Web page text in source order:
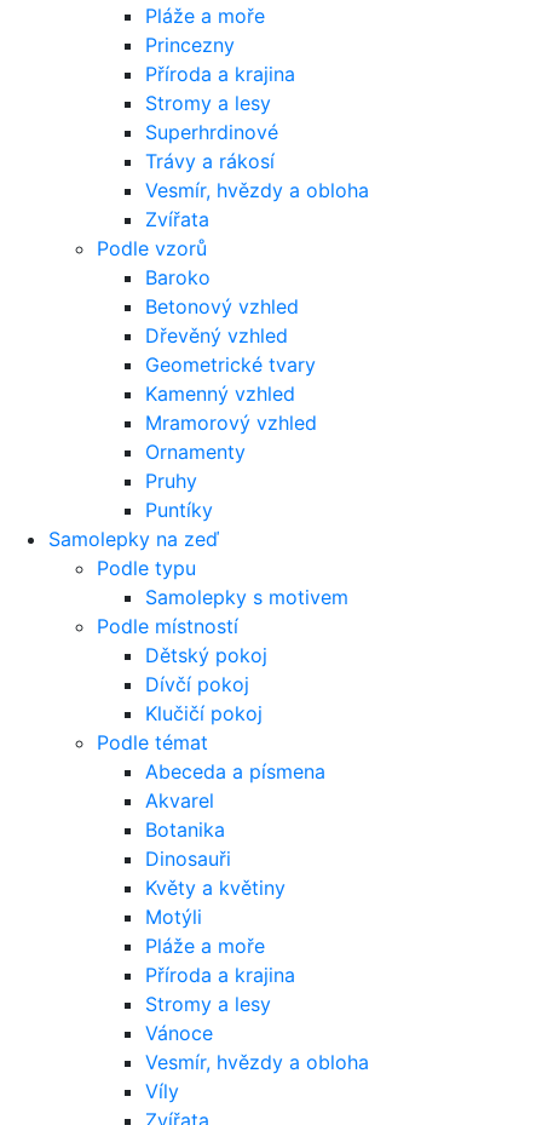
Pláže a moře
Princezny
Příroda a krajina
Stromy a lesy
Superhrdinové
Trávy a rákosí
Vesmír, hvězdy a obloha
Zvířata
Podle vzorů
Baroko
Betonový vzhled
Dřevěný vzhled
Geometrické tvary
Kamenný vzhled
Mramorový vzhled
Ornamenty
Pruhy
Puntíky
Samolepky na zeď
Podle typu
Samolepky s motivem
Podle místností
Dětský pokoj
Dívčí pokoj
Klučičí pokoj
Podle témat
Abeceda a písmena
Akvarel
Botanika
Dinosauři
Květy a květiny
Motýli
Pláže a moře
Příroda a krajina
Stromy a lesy
Vánoce
Vesmír, hvězdy a obloha
Víly
Zvířata